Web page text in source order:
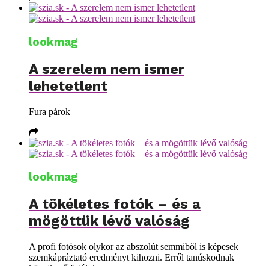
lookmag
A szerelem nem ismer
lehetetlent
Fura párok
lookmag
A tökéletes fotók – és a
mögöttük lévő valóság
A profi fotósok olykor az abszolút semmiből is képesek
szemkápráztató eredményt kihozni. Erről tanúskodnak